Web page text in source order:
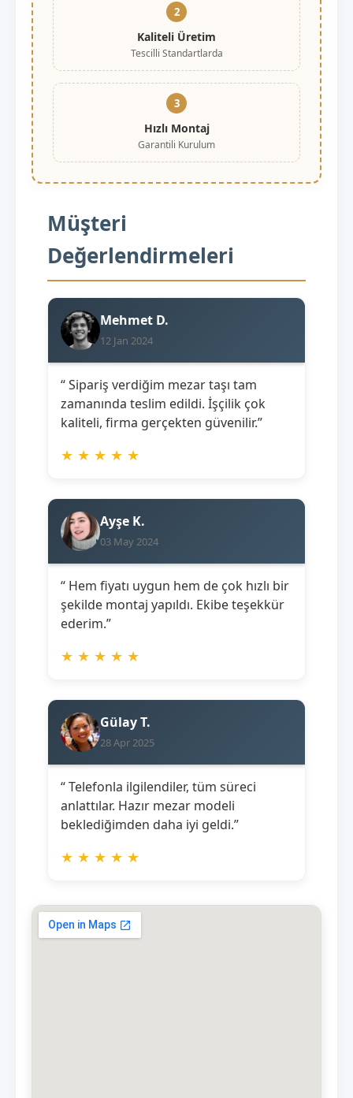
2
Kaliteli Üretim
Tescilli Standartlarda
3
Hızlı Montaj
Garantili Kurulum
Müşteri
Değerlendirmeleri
Mehmet D.
12 Jan 2024
“ Sipariş verdiğim mezar taşı tam
zamanında teslim edildi. İşçilik çok
kaliteli, firma gerçekten güvenilir.”
★ ★ ★ ★ ★
Ayşe K.
03 May 2024
“ Hem fiyatı uygun hem de çok hızlı bir
şekilde montaj yapıldı. Ekibe teşekkür
ederim.”
★ ★ ★ ★ ★
Gülay T.
28 Apr 2025
“ Telefonla ilgilendiler, tüm süreci
anlattılar. Hazır mezar modeli
beklediğimden daha iyi geldi.”
★ ★ ★ ★ ★